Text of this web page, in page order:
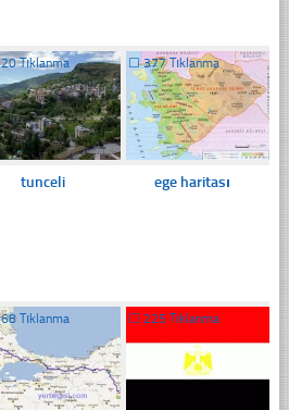
Tıklanma
tunceli
☐377 Tıklanma
ege haritası
Tıklanma ☐ 225 Tıklanma